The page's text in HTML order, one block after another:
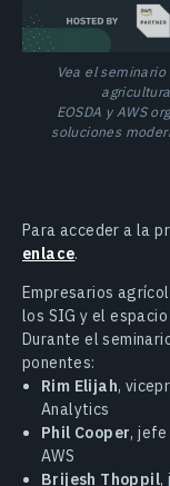
Vea el
EOSDA y AWS
soluciones
Para acceder a la
enlace.
Empresarios
los SIG y el
Durante el
ponentes:
Rim Elijah,
Analytics
Phil Cooper,
AWS
Brijesh Thoppil,